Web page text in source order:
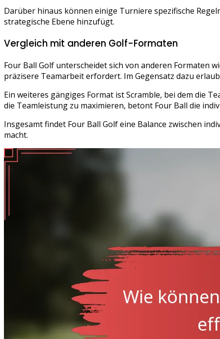
Darüber hinaus können einige Turniere spezifische
strategische Ebene hinzufügt.
Vergleich mit anderen Golf-Formaten
Four Ball Golf unterscheidet sich von anderen Formaten
präzisere Teamarbeit erfordert. Im Gegensatz dazu
Ein weiteres gängiges Format ist Scramble, bei dem die
die Teamleistung zu maximieren, betont Four Ball die
Insgesamt findet Four Ball Golf eine Balance zwischen
macht.